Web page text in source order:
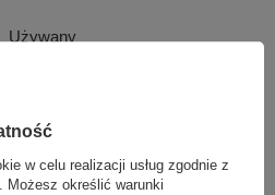
Używany
Dellw celu realizacji usług zgodnie z
. Możesz określić warunki